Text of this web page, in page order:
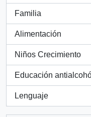
Familia
, 1 resultados
Alimentación
, 1 resultados
Niños Crecimiento
, 1 resultados
Educación
, 1 resultados
Lenguaje
, 1 resultados